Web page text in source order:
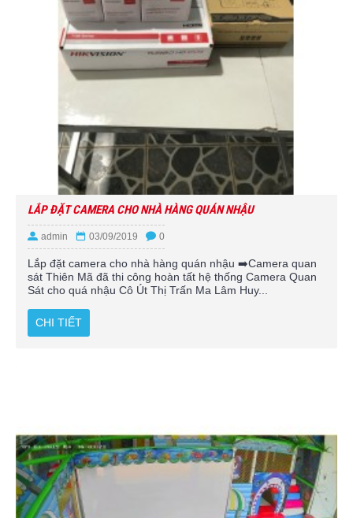
LẮP ĐẶT CAMERA CHO NHÀ HÀNG QUÁN NHẬU
admin 03/09/2019 0
Lắp đặt camera cho nhà hàng quán nhậu ➡️Camera quan
sát Thiên Mã đã thi công hoàn tất hệ thống Camera Quan
Sát cho quá nhậu Cô Út Thị Trấn Ma Lâm Huy...
CHI TIẾT